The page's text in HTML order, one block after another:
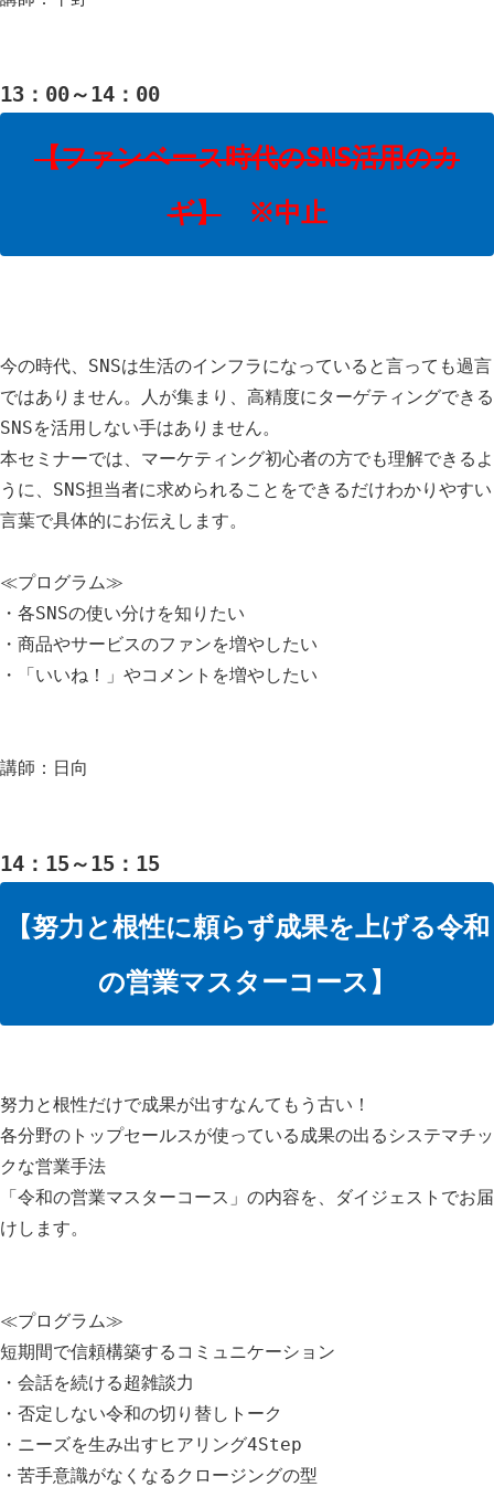
13：00～14：00
【ファンベース時代のSNS活用のカ
ギ】※中止
今の時代、SNSは生活のインフラになっていると言っても過言
ではありません。人が集まり、高精度にターゲティングできる
SNSを活用しない手はありません。
本セミナーでは、マーケティング初心者の方でも理解できるよ
うに、SNS担当者に求められることをできるだけわかりやすい
言葉で具体的にお伝えします。
≪プログラム≫
・各SNSの使い分けを知りたい
・商品やサービスのファンを増やしたい
・「いいね！」やコメントを増やしたい
講師：日向
14：15～15：15
【努力と根性に頼らず成果を上げる令和
の営業マスターコース】
努力と根性だけで成果が出すなんてもう古い！
各分野のトップセールスが使っている成果の出るシステマチッ
クな営業手法
「令和の営業マスターコース」の内容を、ダイジェストでお届
けします。
≪プログラム≫
短期間で信頼構築するコミュニケーション
・会話を続ける超雑談力
・否定しない令和の切り替しトーク
・ニーズを生み出すヒアリング4Step
・苦手意識がなくなるクロージングの型